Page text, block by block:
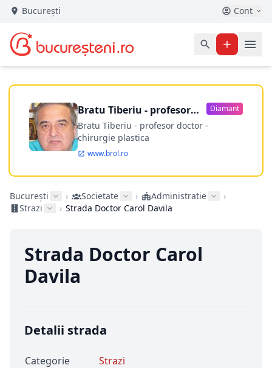
București Cont
Bratu Tiberiu - profesor
doctor
Diamant
Bratu Tiberiu - profesor doctor -
chirurgie plastica
www.brol.ro
București › Societate › Administratie
›
Strazi
› Strada Doctor Carol Davila
Strada Doctor Carol
Davila
Detalii strada
Categorie Strazi